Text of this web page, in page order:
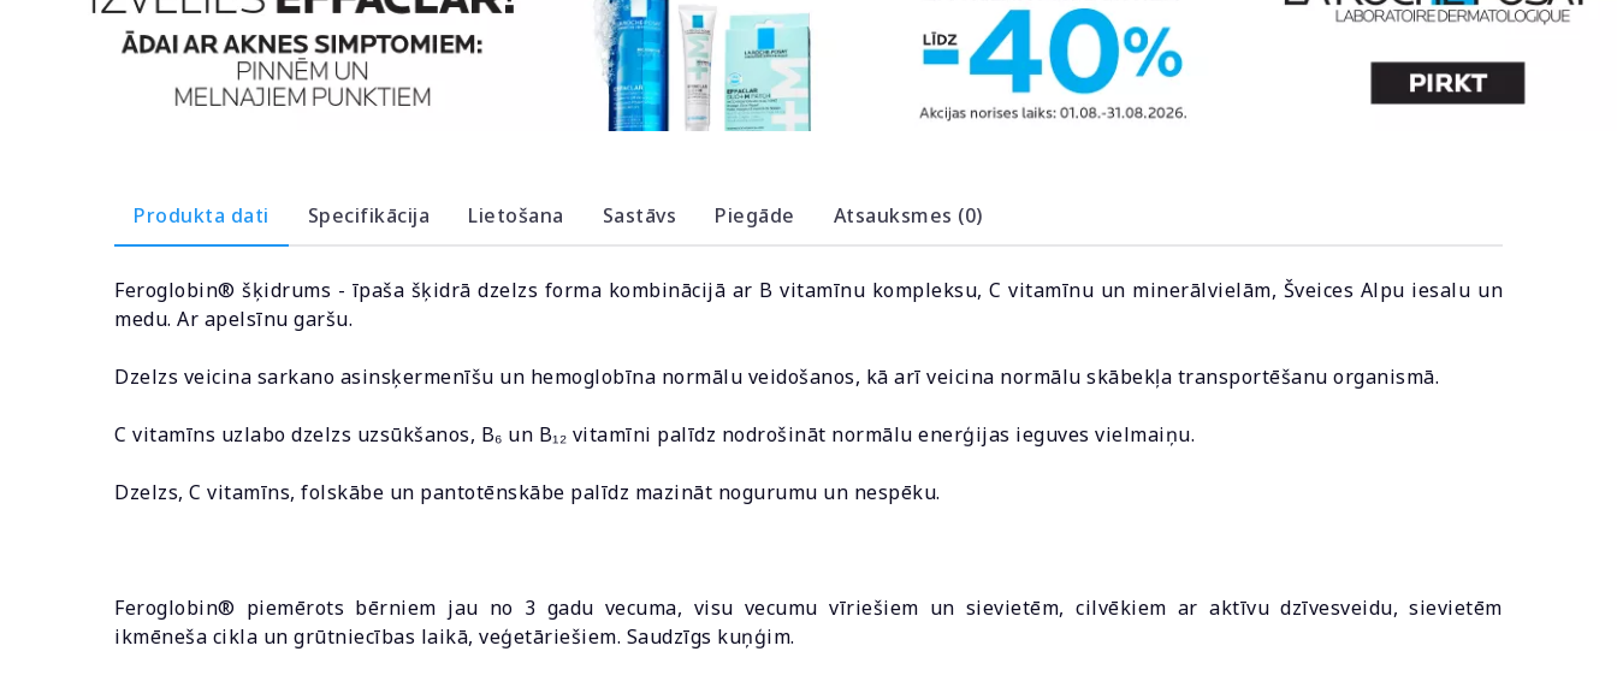
Produkta dati Specifikācija Lietošana Sastāvs Piegāde Atsauksmes (0)
Feroglobin® šķidrums - īpaša šķidrā dzelzs forma kombinācijā ar B vitamīnu kompleksu, C vitamīnu un minerālvielām, Šveices Alpu iesalu un
medu. Ar apelsīnu garšu.
Dzelzs veicina sarkano asinsķermenīšu un hemoglobīna normālu veidošanos, kā arī veicina normālu skābekļa transportēšanu organismā.
C vitamīns uzlabo dzelzs uzsūkšanos, B₆ un B₁₂ vitamīni palīdz nodrošināt normālu enerģijas ieguves vielmaiņu.
Dzelzs, C vitamīns, folskābe un pantotēnskābe palīdz mazināt nogurumu un nespēku.
Feroglobin® piemērots bērniem jau no 3 gadu vecuma, visu vecumu vīriešiem un sievietēm, cilvēkiem ar aktīvu dzīvesveidu, sievietēm
ikmēneša cikla un grūtniecības laikā, veģetāriešiem. Saudzīgs kuņģim.